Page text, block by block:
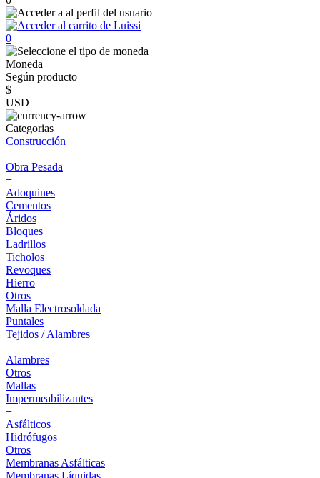
0
Moneda
Según producto
$
USD
Categorias
Construcción
+
Obra Pesada
+
Adoquines
Cementos
Áridos
Bloques
Ladrillos
Ticholos
Revoques
Hierro
Otros
Malla Electrosoldada
Puntales
Tejidos / Alambres
+
Alambres
Otros
Mallas
Impermeabilizantes
+
Asfálticos
Hidrófugos
Otros
Membranas Asfálticas
Membranas Líquidas